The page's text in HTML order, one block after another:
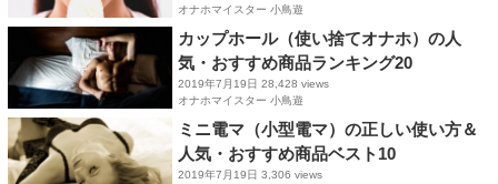
オナホマイスター 小鳥遊
カップホール（使い捨てオナホ）の人
気・おすすめ商品ランキング20
2019年7月19日 28,428 views
オナホマイスター 小鳥遊
ミニ電マ（小型電マ）の正しい使い方＆
人気・おすすめ商品ベスト10
2019年7月19日 3,306 views